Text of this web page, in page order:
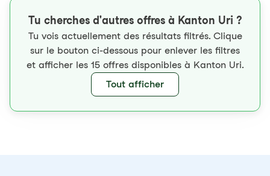
Tu cherches d'autres offres à Kanton Uri ?
Tu vois actuellement des résultats filtrés. Clique
sur le bouton ci-dessous pour enlever les filtres
et afficher les 15 offres disponibles à Kanton Uri.
Tout afficher